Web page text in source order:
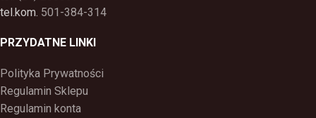
tel.kom. 501-384-314
PRZYDATNE LINKI
Polityka Prywatności
Regulamin Sklepu
Regulamin konta